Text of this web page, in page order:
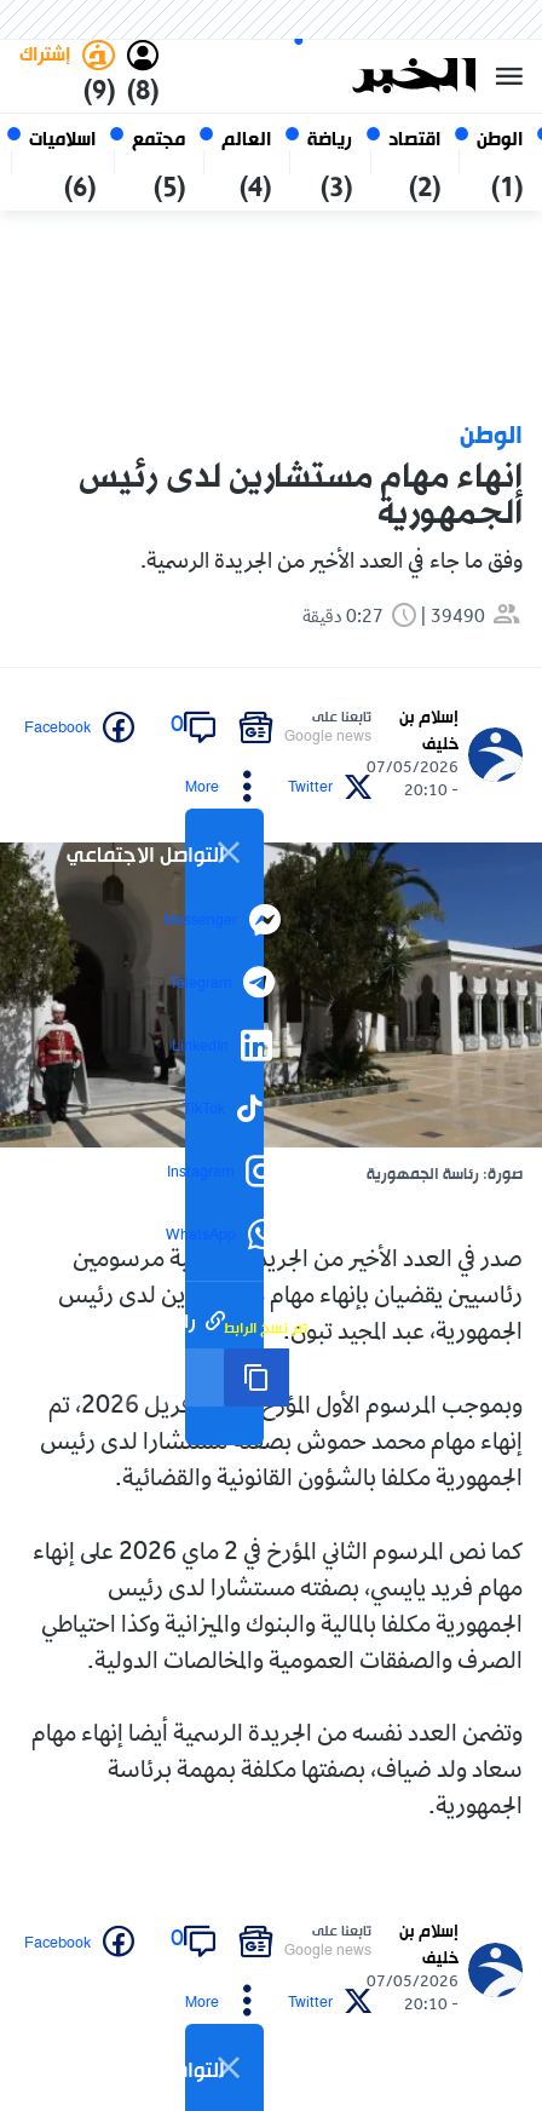
الوطن
(1)
اقتصاد
(2)
رياضة
(3)
العالم
(4)
مجتمع
(5)
اسلاميات
(6)
(8)
إشتراك
(9)
أغسطس 2026
الجزائر
الوطن
إنهاء مهام مستشارين لدى رئيس
الجمهورية
وفق ما جاء في العدد الأخير من الجريدة الرسمية.
39490
إسلام بن
خليف
07/05/2026
- 20:10
تابعنا على
Google news
0
Facebook
Twitter
More
التواصل الاجتماعي
Messenger
Telegram
LinkedIn
TikTok
Instagram
WhatsApp
رابط مختصر تم نسخ الرابط
صورة: رئاسة الجمهورية
صدر في العدد الأخير من الجريدة الرسمية مرسومين
رئاسيين يقضيان بإنهاء مهام مستشارين لدى رئيس
الجمهورية، عبد المجيد تبون.
وبموجب المرسوم الأول المؤرخ في 29 أفريل 2026، تم
إنهاء مهام محمد حموش بصفته مستشارا لدى رئيس
الجمهورية مكلفا بالشؤون القانونية والقضائية.
كما نص المرسوم الثاني المؤرخ في 2 ماي 2026 على إنهاء
مهام فريد يايسي، بصفته مستشارا لدى رئيس
الجمهورية مكلفا بالمالية والبنوك والميزانية وكذا احتياطي
الصرف والصفقات العمومية والمخالصات الدولية.
وتضمن العدد نفسه من الجريدة الرسمية أيضا إنهاء مهام
سعاد ولد ضياف، بصفتها مكلفة بمهمة برئاسة
الجمهورية.
إسلام بن
خليف
07/05/2026
- 20:10
تابعنا على
Google news
0
Facebook
Twitter
More
التواصل الاجتماعي